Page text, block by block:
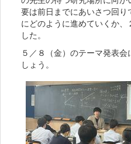
要は前日までにあいさつ回
にどのように進めていくか、
した。
５／８（金）のテーマ発表
しょう。